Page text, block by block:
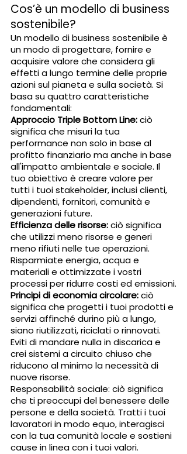
Cos’è un modello di business
sostenibile?
Un modello di business sostenibile è
un modo di progettare, fornire e
acquisire valore che considera gli
effetti a lungo termine delle proprie
azioni sul pianeta e sulla società. Si
basa su quattro caratteristiche
fondamentali:
Approccio Triple Bottom Line: ciò
significa che misuri la tua
performance non solo in base al
profitto finanziario ma anche in base
all'impatto ambientale e sociale. Il
tuo obiettivo è creare valore per
tutti i tuoi stakeholder, inclusi clienti,
dipendenti, fornitori, comunità e
generazioni future.
Efficienza delle risorse: ciò significa
che utilizzi meno risorse e generi
meno rifiuti nelle tue operazioni.
Risparmiate energia, acqua e
materiali e ottimizzate i vostri
processi per ridurre costi ed emissioni.
Principi di economia circolare: ciò
significa che progetti i tuoi prodotti e
servizi affinché durino più a lungo,
siano riutilizzati, riciclati o rinnovati.
Eviti di mandare nulla in discarica e
crei sistemi a circuito chiuso che
riducono al minimo la necessità di
nuove risorse.
Responsabilità sociale: ciò significa
che ti preoccupi del benessere delle
persone e della società. Tratti i tuoi
lavoratori in modo equo, interagisci
con la tua comunità locale e sostieni
cause in linea con i tuoi valori.